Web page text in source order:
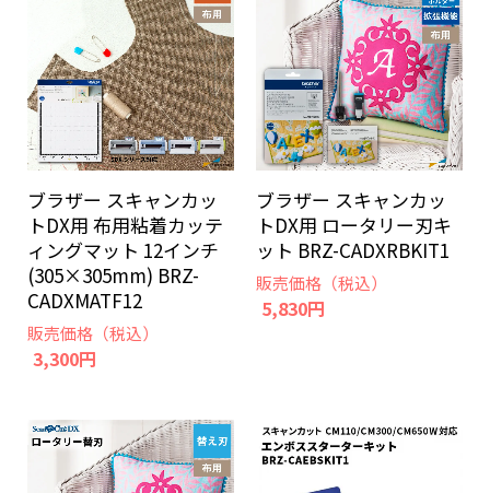
ブラザー スキャンカッ
トDX用 布用粘着カッテ
ィングマット 12インチ
(305×305mm) BRZ-
CADXMATF12
販売価格（税込）
3,300円
ブラザー スキャンカッ
トDX用 ロータリー刃キ
ット BRZ-CADXRBKIT1
販売価格（税込）
5,830円